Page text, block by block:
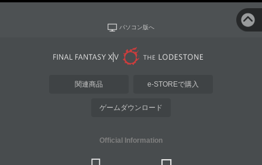
パソコン版へ
関連商品 e-STOREで購入
ゲームダウンロード
Official Information